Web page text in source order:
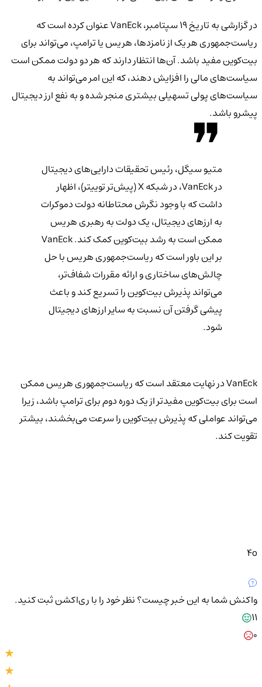
در گزارشی به تاریخ 19 سپتامبر، VanEck عنوان کرده است که
ریاست‌جمهوری هر یک از نامزدها، هریس یا ترامپ، می‌تواند برای
بیت‌کوین مفید باشد. آن‌ها انتظار دارند که هر دو دولت ممکن است
سیاست‌های مالی را افزایش دهند، که این امر می‌تواند به
سیاست‌های پولی تسهیلی بیشتری منجر شده و به نفع ارز دیجیتال
پیشرو باشد.
متیو سیگل، رئیس تحقیقات دارایی‌های دیجیتال
در VanEck، در شبکه X (پیش‌تر توییتر)، اظهار
داشت که با وجود نگرش محتاطانه دولت دموکرات
به ارزهای دیجیتال، یک دولت به رهبری هریس
ممکن است به رشد بیت‌کوین کمک کند. VanEck
بر این باور است که ریاست‌جمهوری هریس با حل
چالش‌های ساختاری و ارائه مقررات شفاف‌تر،
می‌تواند پذیرش بیت‌کوین را تسریع کند و باعث
پیشی گرفتن آن نسبت به سایر ارزهای دیجیتال
شود.
VanEck در نهایت معتقد است که ریاست‌جمهوری هریس ممکن
است برای بیت‌کوین مفیدتر از یک دوره دوم برای ترامپ باشد، زیرا
می‌تواند عواملی که پذیرش بیت‌کوین را سرعت می‌بخشند، بیشتر
تقویت کند.
4o
واکنش شما به این خبر چیست؟نظر خود را با ری‌اکشن ثبت کنید.
11